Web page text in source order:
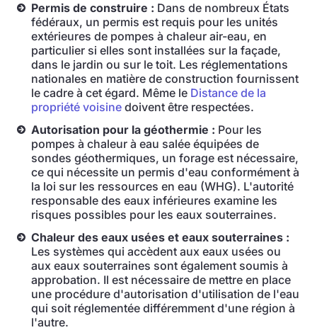
Permis de construire : Dans de nombreux États
fédéraux, un permis est requis pour les unités
extérieures de pompes à chaleur air-eau, en
particulier si elles sont installées sur la façade,
dans le jardin ou sur le toit. Les réglementations
nationales en matière de construction fournissent
le cadre à cet égard. Même le Distance de la
propriété voisine doivent être respectées.
Autorisation pour la géothermie : Pour les
pompes à chaleur à eau salée équipées de
sondes géothermiques, un forage est nécessaire,
ce qui nécessite un permis d'eau conformément à
la loi sur les ressources en eau (WHG). L'autorité
responsable des eaux inférieures examine les
risques possibles pour les eaux souterraines.
Chaleur des eaux usées et eaux souterraines :
Les systèmes qui accèdent aux eaux usées ou
aux eaux souterraines sont également soumis à
approbation. Il est nécessaire de mettre en place
une procédure d'autorisation d'utilisation de l'eau
qui soit réglementée différemment d'une région à
l'autre.